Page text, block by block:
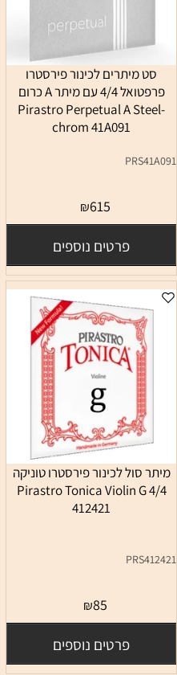
סט מיתרים לכינור פירסטרו
פרפטואל 4/4 עם מיתר A כרום
Pirastro Perpetual A Steel-
chrom 41A091
PRS41A091
₪615
פרטים נוספים
מיתר סול לכינור פירסטרו טוניקה
4/4 Pirastro Tonica Violin G
412421
PRS412421
₪85
פרטים נוספים